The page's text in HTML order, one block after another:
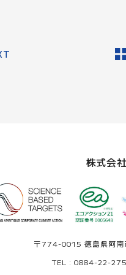
株式会
〒774-0015 徳島県阿
TEL : 0884-22-